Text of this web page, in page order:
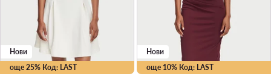
още 25% Код: LAST
Нови
още 10% Код: LAST
Нови